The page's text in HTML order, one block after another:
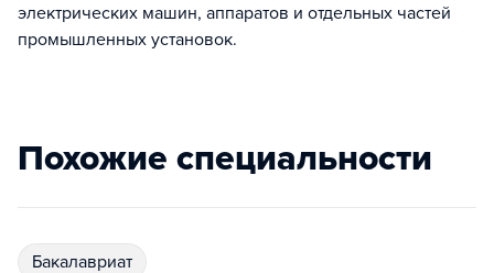
электрических машин, аппаратов и отдельных частей
промышленных установок.
Похожие специальности
бакалавриат